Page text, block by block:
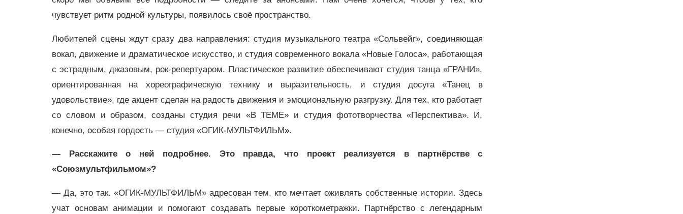
чувствует ритм родной культуры, появилось своё пространство.
Любителей сцены ждут сразу два направления: студия музыкального театра «Сольвейг», соединяющая
вокал, движение и драматическое искусство, и студия современного вокала «Новые Голоса», работающая
с эстрадным, джазовым, рок-репертуаром. Пластическое развитие обеспечивают студия танца «ГРАНИ»,
ориентированная на хореографическую технику и выразительность, и студия досуга «Танец в
удовольствие», где акцент сделан на радость движения и эмоциональную разгрузку. Для тех, кто работает
со словом и образом, созданы студия речи «В ТЕМЕ» и студия фототворчества «Перспектива». И,
конечно, особая гордость — студия «ОГИК-МУЛЬТФИЛЬМ».
— Расскажите о ней подробнее. Это правда, что проект реализуется в партнёрстве с
«Союзмультфильмом»?
— Да, это так. «ОГИК-МУЛЬТФИЛЬМ» адресован тем, кто мечтает оживлять собственные истории. Здесь
учат основам анимации и помогают создавать первые короткометражки. Партнёрство с легендарным